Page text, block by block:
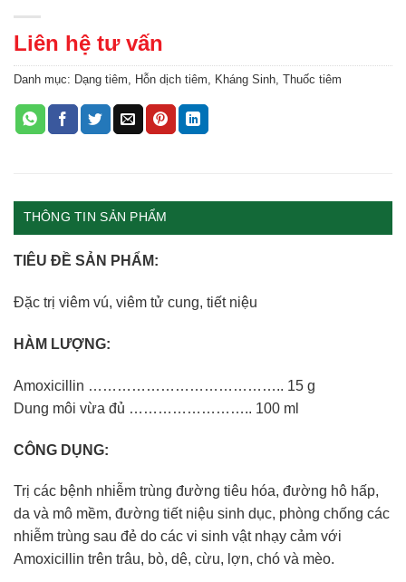
Liên hệ tư vấn
Danh mục: Dạng tiêm Hỗn dịch tiêm Kháng Sinh Thuốc tiêm
THÔNG TIN SẢN PHẨM
TIÊU ĐỀ SẢN PHẨM:
Đặc trị viêm vú, viêm tử cung, tiết niệu
HÀM LƯỢNG:
Amoxicillin ………………………………….. 15 g
Dung môi vừa đủ …………………….. 100 ml
CÔNG DỤNG:
Trị các bệnh nhiễm trùng đường tiêu hóa, đường hô hấp,
da và mô mềm, đường tiết niệu sinh dục, phòng chống các
nhiễm trùng sau đẻ do các vi sinh vật nhạy cảm với
Amoxicillin trên trâu, bò, dê, cừu, lợn, chó và mèo.